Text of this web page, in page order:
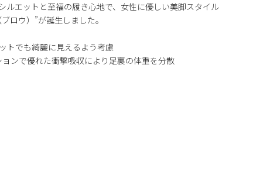
ルエットと至福の履き心地で、女性に優しい美脚スタイル
ロウ）”が誕生しました。
トでも綺麗に見えるよう考慮
ンで優れた衝撃吸収により足裏の体重を分散